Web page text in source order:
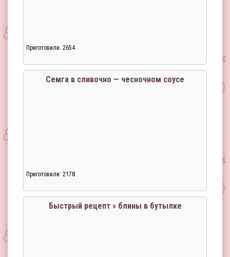
Приготовили: 2654
Семга в сливочно — чесночном соусе
Приготовили: 2178
Быстрый рецепт » блины в бутылке